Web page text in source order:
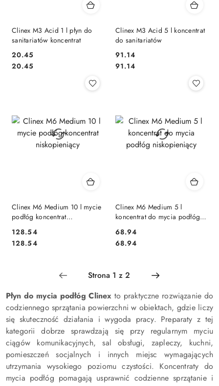
Clinex M3 Acid 1 l płyn do
sanitariatów koncentrat
Cena:
20.45
Cena:
20.45
Clinex M3 Acid 5 l koncentrat
do sanitariatów
Cena:
91.14
Cena:
91.14
Clinex M6 Medium 10 l mycie
podłóg koncentrat
Cena:
128.54
Cena:
128.54
Clinex M6 Medium 5 l
koncentrat do mycia podłóg
Cena:
68.94
Cena:
68.94
Płyn do mycia podłóg Clinex to praktyczne rozwiązanie do
codziennego sprzątania powierzchni w obiektach, gdzie liczy
się skuteczność działania i wygoda pracy. Preparaty z tej
kategorii dobrze sprawdzają się przy regularnym myciu
ciągów komunikacyjnych, sal obsługi, zapleczy, kuchni,
pomieszczeń socjalnych i innych miejsc wymagających
utrzymania wysokiego poziomu czystości. Koncentraty do
mycia podłóg pomagają usprawnić codzienne sprzątanie i